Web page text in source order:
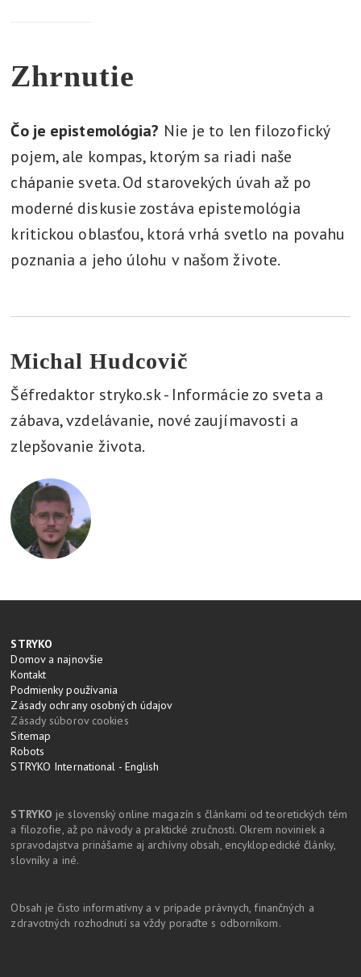
Zhrnutie
Čo je epistemológia? Nie je to len filozofický
pojem, ale kompas, ktorým sa riadi naše
chápanie sveta. Od starovekých úvah až po
moderné diskusie zostáva epistemológia
kritickou oblasťou, ktorá vrhá svetlo na povahu
poznania a jeho úlohu v našom živote.
Michal Hudcovič
Šéfredaktor stryko.sk - Informácie zo sveta a
zábava, vzdelávanie, nové zaujímavosti a
zlepšovanie života.
STRYKO
Domov a najnovšie
Kontakt
Podmienky používania
Zásady ochrany osobných údajov
Zásady súborov cookies
Sitemap
Robots
STRYKO International - English
STRYKO je slovenský online magazín s článkami od teoretických tém
a filozofie, až po návody a praktické zručnosti. Okrem noviniek a
spravodajstva prinášame aj archívny obsah, encyklopedické články,
slovníky a iné.
Obsah je čisto informatívny a v prípade právnych, finančných a
zdravotných rozhodnutí sa vždy poraďte s odborníkom.